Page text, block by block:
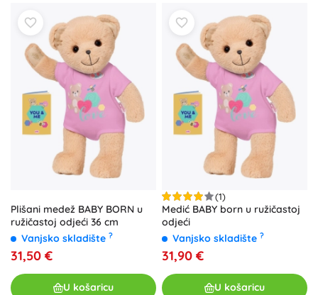
Plišani medež BABY BORN u
ružičastoj odjeći 36 cm
Vanjsko skladište ?
31,50 €
U košaricu
(1)
Medić BABY born u ružičastoj
odjeći
Vanjsko skladište ?
31,90 €
U košaricu